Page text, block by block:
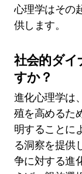
ます。特定の
として進化し
意と生存を促
は、メンタル
び環境的要因
より効果的な
障害を適応と
心理学はその
供します。